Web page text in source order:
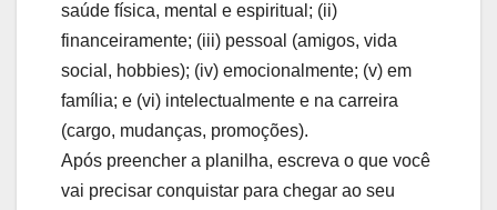
saúde física, mental e espiritual; (ii)
financeiramente; (iii) pessoal (amigos, vida
social, hobbies); (iv) emocionalmente; (v) em
família; e (vi) intelectualmente e na carreira
(cargo, mudanças, promoções).
Após preencher a planilha, escreva o que você
vai precisar conquistar para chegar ao seu